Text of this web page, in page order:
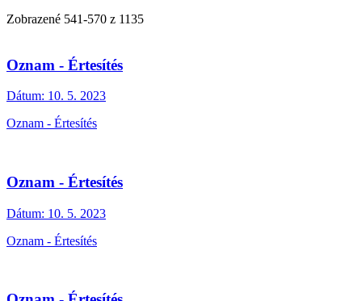
Zobrazené 541-570 z 1135
Oznam - Értesítés
Dátum: 10. 5. 2023
Oznam - Értesítés
Oznam - Értesítés
Dátum: 10. 5. 2023
Oznam - Értesítés